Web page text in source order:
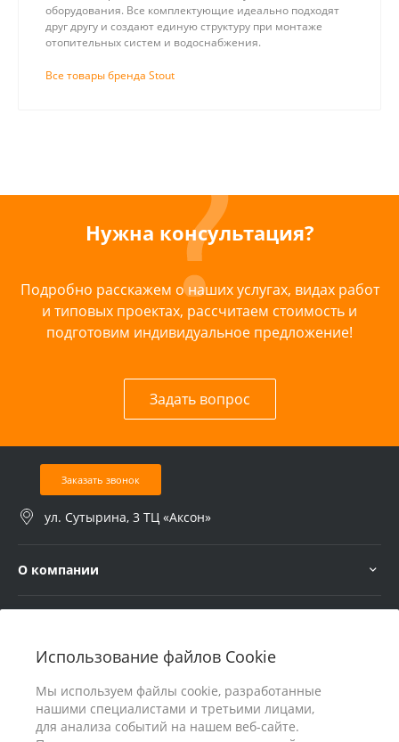
Использование файлов Cookie
Мы используем файлы cookie, разработанные
нашими специалистами и третьими лицами,
для анализа событий на нашем веб-сайте.
оборудования. Все комплектующие идеально подходят
друг другу и создают единую структуру при монтаже
отопительных систем и водоснабжения.
Все товары бренда Stout
Нужна консультация?
Подробно расскажем о наших услугах, видах работ
и типовых проектах, рассчитаем стоимость и
подготовим индивидуальное предложение!
Задать вопрос
Заказать звонок
ул. Сутырина, 3 ТЦ «Аксон»
О компании